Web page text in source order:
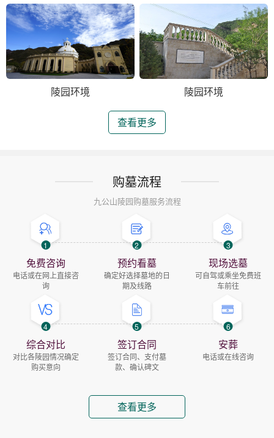
陵园环境 陵园环境
查看更多
购墓流程
九公山陵园购墓服务流程
1
免费咨询
电话或在网上直接咨
询
2
预约看墓
确定好选择墓地的日
期及线路
3
现场选墓
可自驾或乘坐免费班
车前往
4
综合对比
对比各陵园情况确定
购买意向
5
签订合同
签订合同、支付墓
款、确认碑文
6
安葬
电话或在线咨询
查看更多